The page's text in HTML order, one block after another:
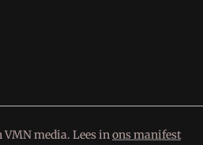
media. Lees inons manifest